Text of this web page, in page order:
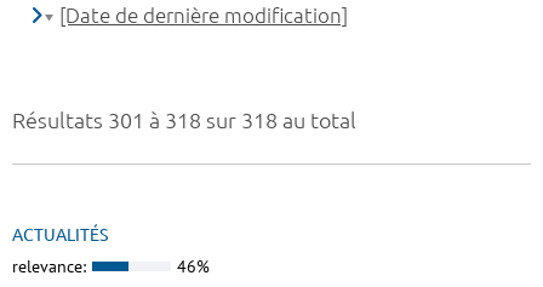
Résultats 301 à 318 sur 318 au total
ACTUALITÉS
relevance: 46%
[Date de dernière modification]